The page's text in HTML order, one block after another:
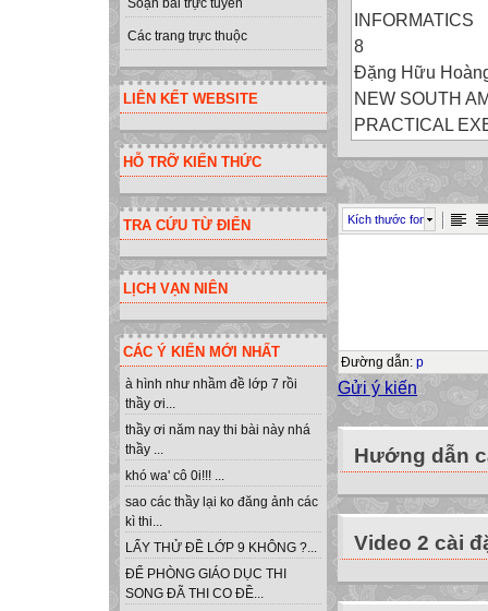
Soạn bài trực tuyến
Các trang trực thuộc
LIÊN KẾT WEBSITE
HỖ TRỠ KIẾN THỨC
TRA CỨU TỪ ĐIỂN
LỊCH VẠN NIÊN
CÁC Ý KIẾN MỚI NHẤT
à hình như nhầm đề lớp 7 rồi
thầy ơi...
thầy ơi năm nay thi bài này nhá
thầy ...
khó wa' cô 0i!!! ...
sao các thầy lại ko đăng ảnh các
kì thi...
LẤY THỬ ĐỀ LỚP 9 KHÔNG ?...
ĐỂ PHÒNG GIÁO DỤC THI
SONG ĐÃ THI CO ĐỀ...
INFORMATICS
8
Đặng Hữu
NEW SOUTH
PRACTICAL
SỬ DỤNG
EXERCISE 1
Viết chương
Thực hiện:
Lưu chương
Chạy chương
quả nhận được
Viết lại chương
lệnh While..do
Tìm hiểu
Kích thước font
Đường dẫn: p
Gửi ý kiến
Hướng dẫn
Video 2 cài